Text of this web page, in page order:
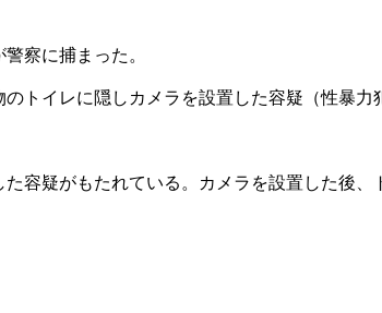
察に捕まった。
トイレに隠しカメラを設置した容疑（性暴
容疑がもたれている。カメラを設置した後、